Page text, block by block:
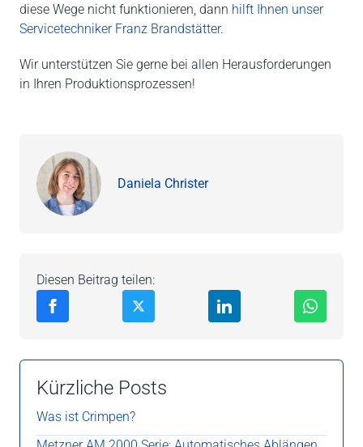
diese Wege nicht funktionieren, dann hilft Ihnen unser
Servicetechniker Franz Brandstätter.
Wir unterstützen Sie gerne bei allen Herausforderungen
in Ihren Produktionsprozessen!
Kürzliche Posts
Was ist Crimpen?
Daniela Christer
Diesen Beitrag teilen: